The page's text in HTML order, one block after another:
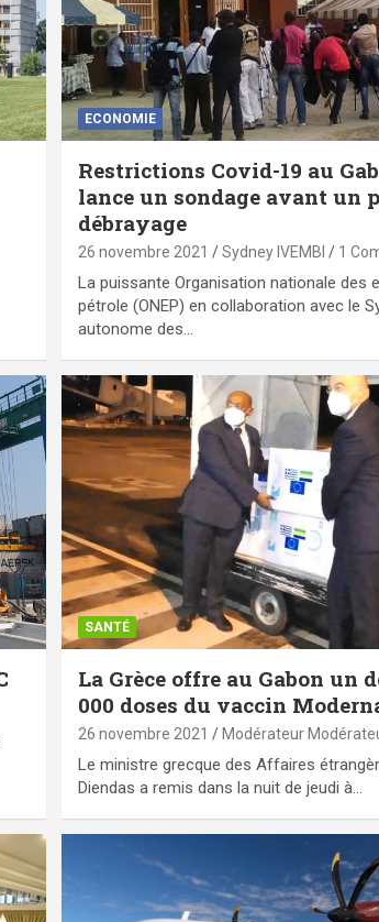
ECONOMIE
Restrictions Covid-19 au
lance un sondage avant un
débrayage
26 novembre 2021 Sydney IVEMBI 1
La puissante Organisation nationale des
pétrole (ONEP) en collaboration avec le
autonome des…
SANTÉ
La Grèce offre au Gabon un
000 doses du vaccin
26 novembre 2021 Modérateur
Le ministre grecque des Affaires
Diendas a remis dans la nuit de jeudi à…